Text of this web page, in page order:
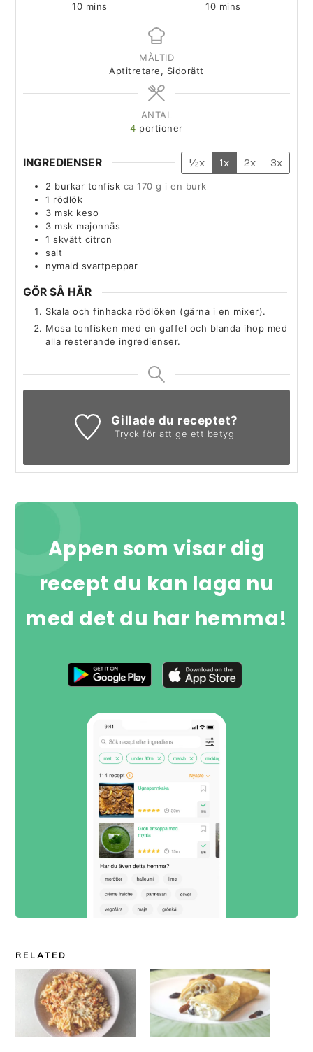
10 mins
10 mins
MÅLTID
Aptitretare, Sidorätt
ANTAL
4 portioner
INGREDIENSER ½x 1x 2x 3x
2 burkar tonfisk ca 170 g i en burk
1 rödlök
3 msk keso
3 msk majonnäs
1 skvätt citron
salt
nymald svartpeppar
GÖR SÅ HÄR
Skala och finhacka rödlöken (gärna i en mixer).
Mosa tonfisken med en gaffel och blanda ihop med
alla resterande ingredienser.
Gillade du receptet?
Tryck för att ge ett betyg
Appen som visar dig
recept du kan laga nu
med det du har hemma!
RELATED